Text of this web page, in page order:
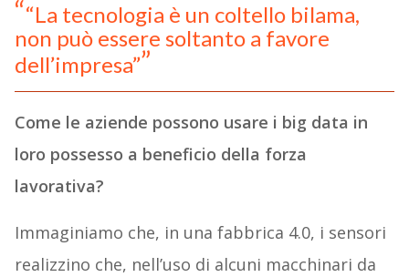
“La tecnologia è un coltello bilama,
non può essere soltanto a favore
dell’impresa”
Come le aziende possono usare i big data in
loro possesso a beneficio della forza
lavorativa?
Immaginiamo che, in una fabbrica 4.0, i sensori
realizzino che, nell’uso di alcuni macchinari da